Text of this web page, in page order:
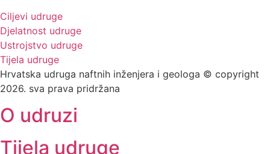
Ciljevi udruge
Djelatnost udruge
Ustrojstvo udruge
Tijela udruge
Hrvatska udruga naftnih inženjera i geologa © copyright
2026. sva prava pridržana
O udruzi
Tijela udruge